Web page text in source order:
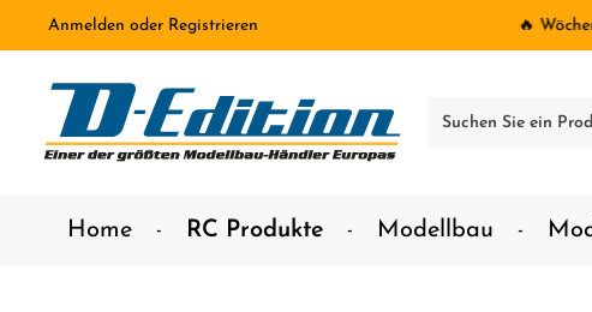
springen
Anmelden oder Registrieren 🔥
Home RC Produkte Modellbau